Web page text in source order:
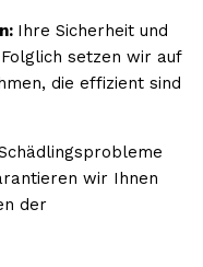
Ihre Sicherheit und
setzen wir auf
die effizient sind
wir Ihnen
der